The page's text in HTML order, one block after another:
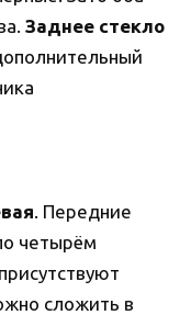
Заднее стекло
. Передние
четырём
сложить в